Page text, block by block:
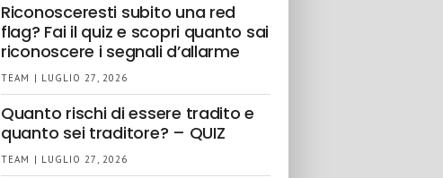
Riconosceresti subito una red
flag? Fai il quiz e scopri quanto sai
riconoscere i segnali d’allarme
TEAM | LUGLIO 27, 2026
Quanto rischi di essere tradito e
quanto sei traditore? – QUIZ
TEAM | LUGLIO 27, 2026